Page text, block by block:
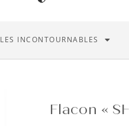
LES INCONTOURNABLES
Flacon «